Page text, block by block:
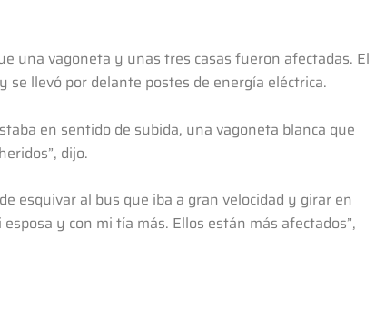
una vagoneta y unas tres casas fueron afectadas. El
llevó por delante postes de energía eléctrica.
en sentido de subida, una vagoneta blanca que
dijo.
esquivar al bus que iba a gran velocidad y girar en
y con mi tía más. Ellos están más afectados”,